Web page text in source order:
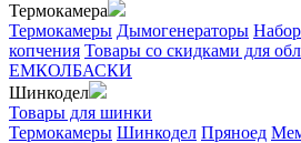
Термокамера
Термокамеры Дымогенераторы
копчения Товары со скидками для
ЕМКОЛБАСКИ
Шинкодел
Товары для шинки
Термокамеры Шинкодел Пряноед